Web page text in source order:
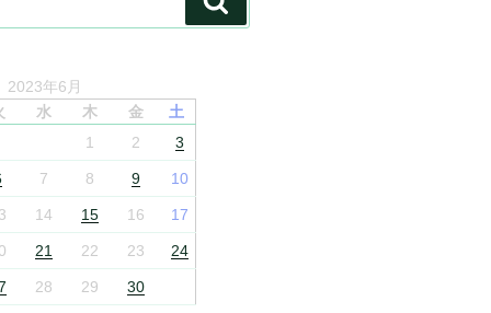
索
2023年6月
水 木 金
土
1
2 3
7 8 9 10
14 15 16 17
21 22 23 24
28 29 30